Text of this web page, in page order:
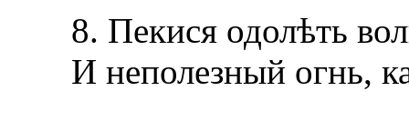
8. Пекися одолѣть
И неполезный огнь,